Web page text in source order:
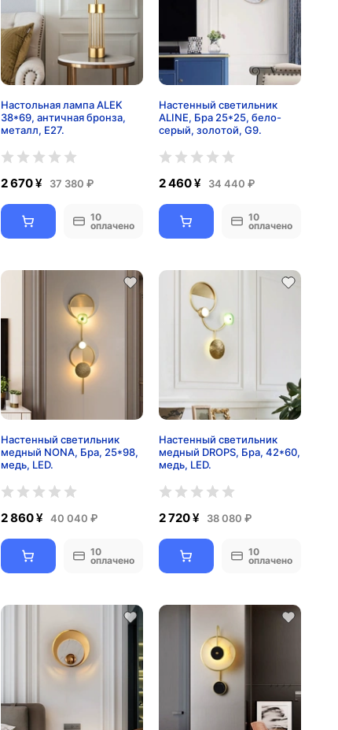
Настольная лампа ALEK
38*69, античная бронза,
металл, Е27.
2 670 ¥ 37 380 ₽
10
оплачено
Настенный светильник
ALINE, Бра 25*25, бело-
серый, золотой, G9.
2 460 ¥ 34 440 ₽
10
оплачено
Настенный светильник
медный NONA, Бра, 25*98,
медь, LED.
2 860 ¥ 40 040 ₽
10
оплачено
Настенный светильник
медный DROPS, Бра, 42*60,
медь, LED.
2 720 ¥ 38 080 ₽
10
оплачено